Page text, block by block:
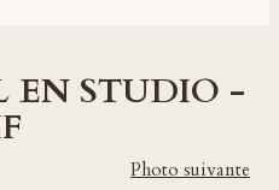
EN STUDIO -
Photo suivante